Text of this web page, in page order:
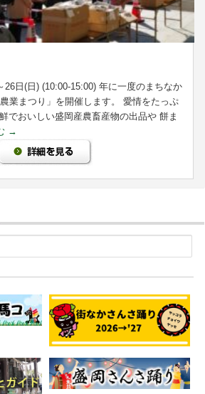
26日(日) (10:00-15:00) 年に一度のまちなか
業まつり」を開催します。 愛情をたっぷ
でおいしい盛岡産農畜産物の出品や 餅ま
→